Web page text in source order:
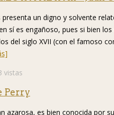
un digno y solvente
sí es engañoso, pues si bien
del siglo XVII (con el famoso
vistas
Perry
azarosa, es bien conocida por